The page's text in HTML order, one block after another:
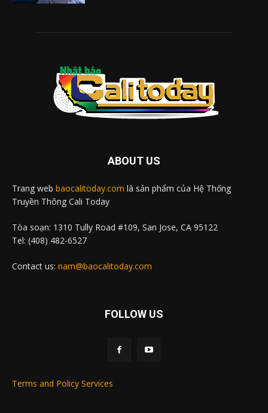
ABOUT US
Trang web baocalitoday.com là sản phẩm của Hệ Thống
Truyền Thông Cali Today
Tòa soạn: 1310 Tully Road #109, San Jose, CA 95122
Tel: (408) 482-6527
Contact us: nam@baocalitoday.com
FOLLOW US
Terms and Policy Services